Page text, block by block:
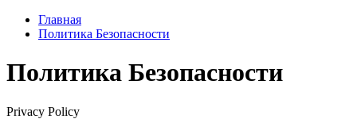
Главная
Политика Безопасности
Политика Безопасности
Privacy Policy